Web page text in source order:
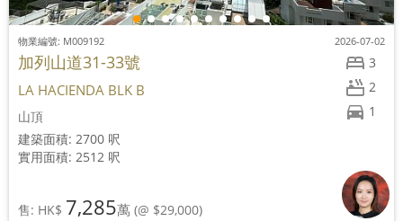
3
2
1
物業編號: M009192 2026-07-02
加列山道31-33號
LA HACIENDA BLK B
山頂
建築面積: 2700 呎
實用面積: 2512 呎
售: HK$ 7,285萬 (@ $29,000)